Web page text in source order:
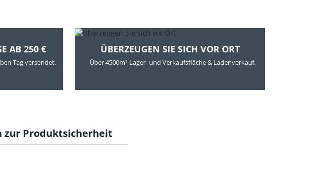
AB 250 €
Tag versendet.
ÜBERZEUGEN SIE SICH VOR ORT
Über 4500m² Lager- und Verkaufsfläche & Ladenverkauf.
zur Produktsicherheit